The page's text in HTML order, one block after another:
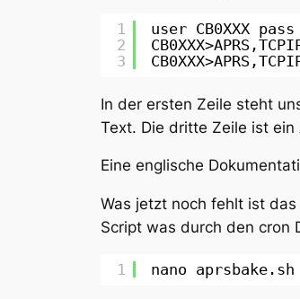
1
2
3
user CB0XXX
In der ersten Zeile steht
Text. Die dritte Zeile ist
Eine englische
Was jetzt noch fehlt ist
Script was durch den cron
1 nano aprsbake.sh